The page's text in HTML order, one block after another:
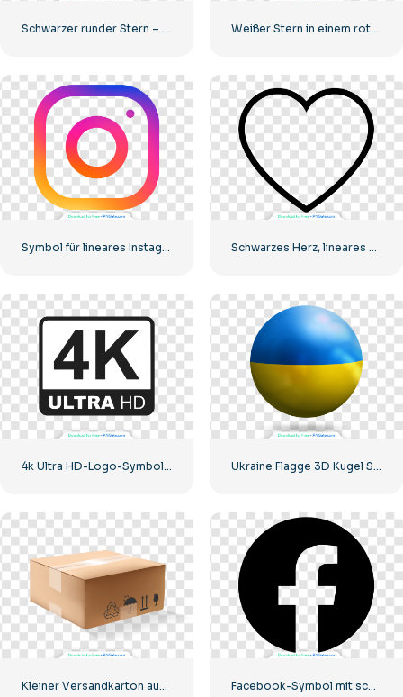
Weißer Stern in einem roten Kreis
Symbol für lineares Instagram-Logo mit Farbverlauf Schwarzes Herz, lineares Symbol – 2
4k Ultra HD-Logo-Symbol schwarz monochrom Ukraine Flagge 3D Kugel Symbol
Facebook-Symbol mit schwarzem Kreis